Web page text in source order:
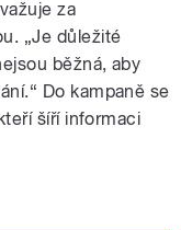
za
„Je důležité
běžná, aby
Do kampaně se
šíří informaci